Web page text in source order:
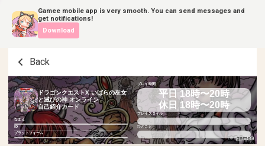
Gamee mobile app is very smooth. You can send messages and
get notifications!
Download
Back
ドラゴンクエストX いばらの巫女
と滅びの神 オンライン
自己紹介カード
なまえ
ID
プラットフォーム
プレイ時間
平日 18時〜20時
休日 18時〜20時
プレイスタイル
ひとこと